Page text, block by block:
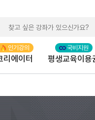
리에이터 평생교육이용